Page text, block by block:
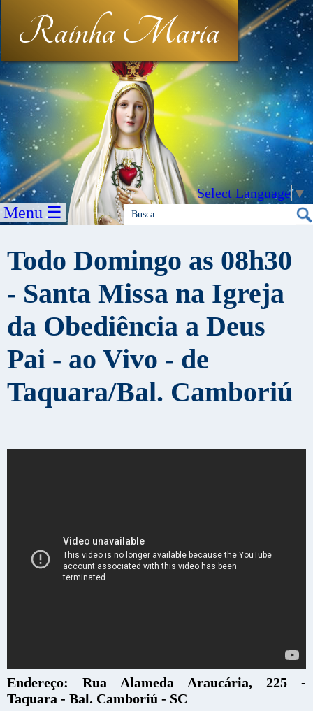
Rainha Maria
Select Language▼
Menu ☰
Todo Domingo as 08h30
- Santa Missa na Igreja
da Obediência a Deus
Pai - ao Vivo - de
Taquara/Bal. Camboriú
Endereço: Rua Alameda Araucária, 225 -
Taquara - Bal. Camboriú - SC